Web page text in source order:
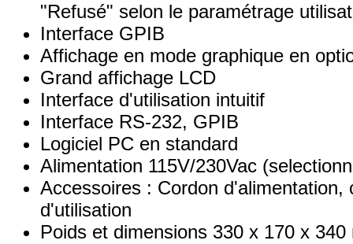
"Refusé" selon le paramétrage
Interface GPIB
Affichage en mode graphique en
Grand affichage LCD
Interface d'utilisation intuitif
Interface RS-232, GPIB
Logiciel PC en standard
Alimentation 115V/230Vac
Accessoires : Cordon
d'utilisation
Poids et dimensions 330 x 170 x